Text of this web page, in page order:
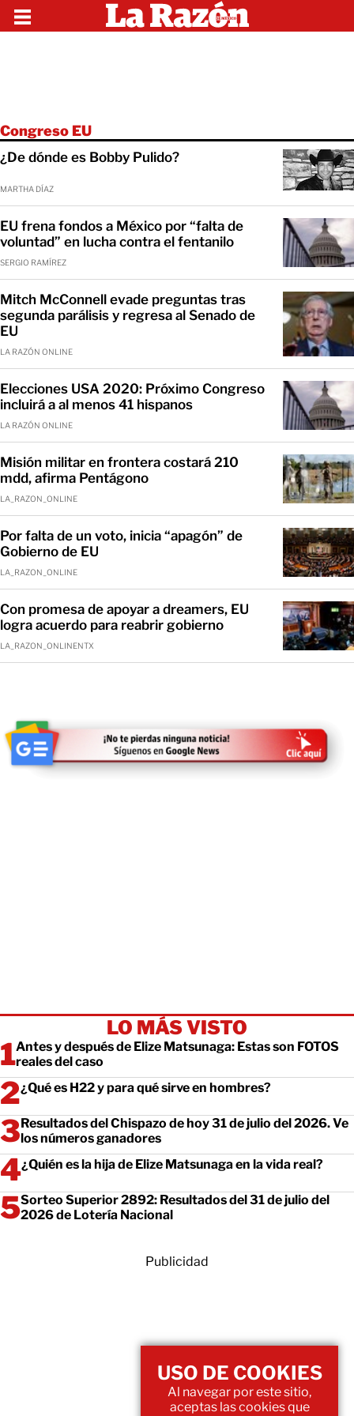
Congreso EU
¿De dónde es Bobby Pulido?
MARTHA DÍAZ
EU frena fondos a México por “falta de
voluntad” en lucha contra el fentanilo
SERGIO RAMÍREZ
Mitch McConnell evade preguntas tras
segunda parálisis y regresa al Senado de
EU
LA RAZÓN ONLINE
Elecciones USA 2020: Próximo Congreso
incluirá a al menos 41 hispanos
LA RAZÓN ONLINE
Misión militar en frontera costará 210
mdd, afirma Pentágono
LA_RAZON_ONLINE
Por falta de un voto, inicia “apagón” de
Gobierno de EU
LA_RAZON_ONLINE
Con promesa de apoyar a dreamers, EU
logra acuerdo para reabrir gobierno
LA_RAZON_ONLINENTX
LO MÁS VISTO
Antes y después de Elize Matsunaga: Estas son FOTOS
reales del caso
¿Qué es H22 y para qué sirve en hombres?
Resultados del Chispazo de hoy 31 de julio del 2026. Ve
los números ganadores
¿Quién es la hija de Elize Matsunaga en la vida real?
Sorteo Superior 2892: Resultados del 31 de julio del
2026 de Lotería Nacional
Publicidad
USO DE COOKIES
Al navegar por este sitio,
aceptas las cookies que